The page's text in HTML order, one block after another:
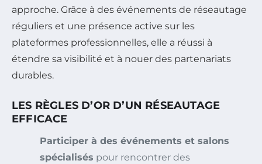
approche. Grâce à des événements de réseautage
réguliers et une présence active sur les
plateformes professionnelles, elle a réussi à
étendre sa visibilité et à nouer des partenariats
durables.
LES RÈGLES D’OR D’UN RÉSEAUTAGE
EFFICACE
Participer à des événements et salons
spécialisés pour rencontrer des